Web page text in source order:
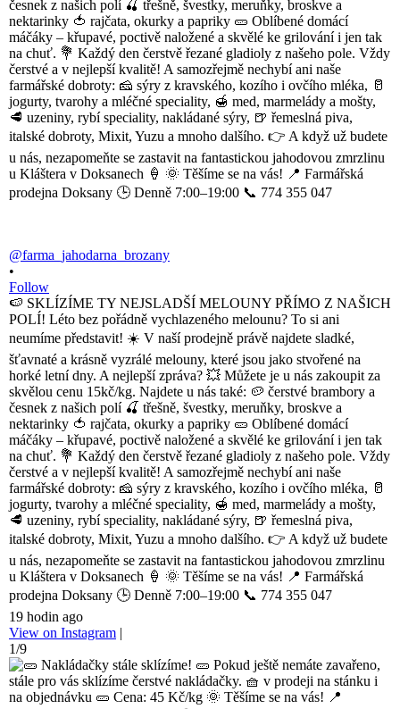
@farma_jahodarna_brozany
•
Follow
🍉 SKLÍZÍME TY NEJSLADŠÍ MELOUNY PŘÍMO Z NAŠICH
POLÍ! Léto bez pořádně vychlazeného melounu? To si ani
neumíme představit! ☀️ V naší prodejně právě najdete sladké,
šťavnaté a krásně vyzrálé melouny, které jsou jako stvořené na
horké letní dny. A nejlepší zpráva? 💥 Můžete je u nás zakoupit za
skvělou cenu 15kč/kg. Najdete u nás také: 🥔 čerstvé brambory a
česnek z našich polí 🍒 třešně, švestky, meruňky, broskve a
nektarinky 🍅 rajčata, okurky a papriky 🥒 Oblíbené domácí
máčáky – křupavé, poctivě naložené a skvělé ke grilování i jen tak
na chuť. 💐 Každý den čerstvě řezané gladioly z našeho pole. Vždy
čerstvé a v nejlepší kvalitě! A samozřejmě nechybí ani naše
farmářské dobroty: 🧀 sýry z kravského, kozího i ovčího mléka, 🥛
jogurty, tvarohy a mléčné speciality, 🍯 med, marmelády a mošty,
🥩 uzeniny, rybí speciality, nakládané sýry, 🍺 řemeslná piva,
italské dobroty, Mixit, Yuzu a mnoho dalšího. 👉 A když už budete
u nás, nezapomeňte se zastavit na fantastickou jahodovou zmrzlinu
u Kláštera v Doksanech 🍦 🌞 Těšíme se na vás! 📍 Farmářská
prodejna Doksany 🕒 Denně 7:00–19:00 📞 774 355 047
19 hodin ago
View on Instagram |
1/9